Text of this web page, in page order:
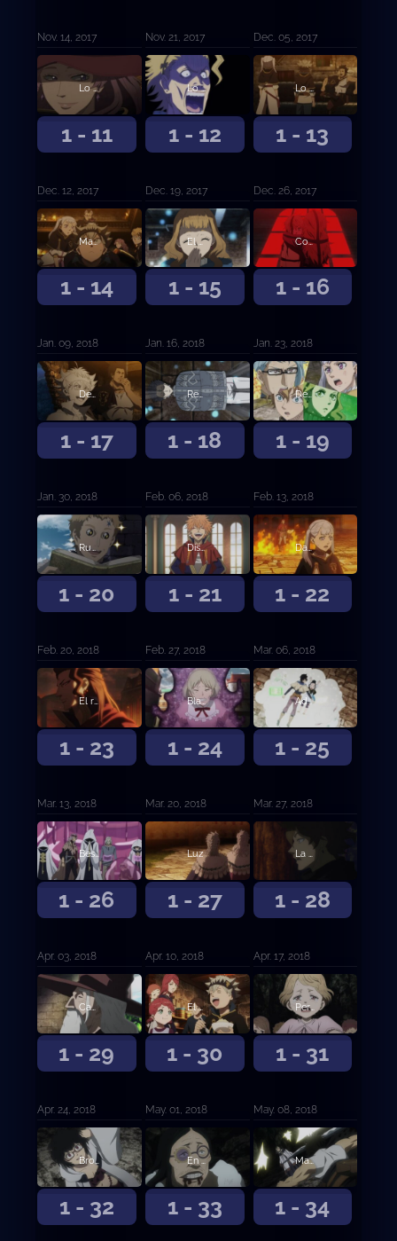
Nov. 14, 2017 Nov. 21, 2017 Dec. 05, 2017
1 - 11
Lo sucedido en la ciudad del castillo
Dec. 12, 2017
1 - 12
Lo que ve el Rey Mago
Dec. 19, 2017
1 - 13
Lo que ve el Rey Mago, continuación
Dec. 26, 2017
1 - 14
Mazmorra
Jan. 09, 2018
1 - 15
El guerrero mágico del Diamante
Jan. 16, 2018
1 - 16
Compañeros
Jan. 23, 2018
1 - 17
Destructor
Jan. 30, 2018
1 - 18
Recuerdos del pasado
Feb. 06, 2018
1 - 19
Destrucción y salvación
Feb. 13, 2018
1 - 20
Runión en la capital
Feb. 20, 2018
1 - 21
Disturbios en la capital
Feb. 27, 2018
1 - 22
Danza bulliciosa de magia
Mar. 06, 2018
1 - 23
El rey león carmesí
Mar. 13, 2018
1 - 24
Blackout
Mar. 20, 2018
1 - 25
Adversidad
Mar. 27, 2018
1 - 26
Bestia herida
Apr. 03, 2018
1 - 27
Luz
Apr. 10, 2018
1 - 28
La persona en mi corazón
Apr. 17, 2018
1 - 29
Camino
Apr. 24, 2018
1 - 30
El mago del espejo
May. 01, 2018
1 - 31
Persecución en la nieve
May. 08, 2018
1 - 32
Brotes de tres hojas
1 - 33
En el futuro ayudará a alguien
1 - 34
Magia de Luz contra Magia de Oscuridad